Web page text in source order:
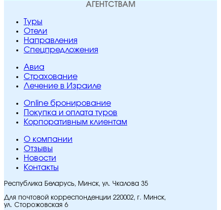
АГЕНТСТВАМ
Туры
Отели
Направления
Спецпредложения
Авиа
Страхование
Лечение в Израиле
Online бронирование
Покупка и оплата туров
Корпоративным клиентам
O компании
Отзывы
Новости
Контакты
Республика Беларусь, Минск, ул. Чкалова 35
Для почтовой корреспонденции 220002, г. Минск,
ул. Сторожовская 6